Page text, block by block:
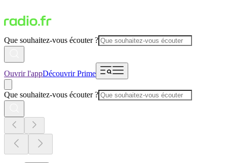
Que souhaitez-vous écouter ?
Ouvrir l'appDécouvrir Prime
Que souhaitez-vous écouter ?